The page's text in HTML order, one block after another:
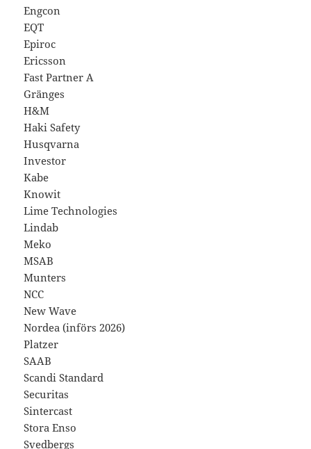
Engcon
EQT
Epiroc
Ericsson
Fast Partner A
Gränges
H&M
Haki Safety
Husqvarna
Investor
Kabe
Knowit
Lime Technologies
Lindab
Meko
MSAB
Munters
NCC
New Wave
Nordea (införs 2026)
Platzer
SAAB
Scandi Standard
Securitas
Sintercast
Stora Enso
Svedbergs